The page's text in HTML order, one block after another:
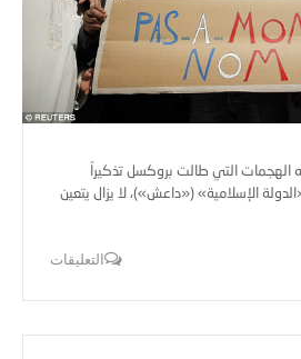
التي طالت بروكسل تذكيراً
الإسلامية» («داعش»)، لا يزال يتعين
التعليقات